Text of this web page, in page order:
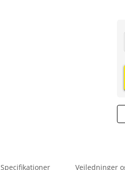
Specifikationer Vejledninger